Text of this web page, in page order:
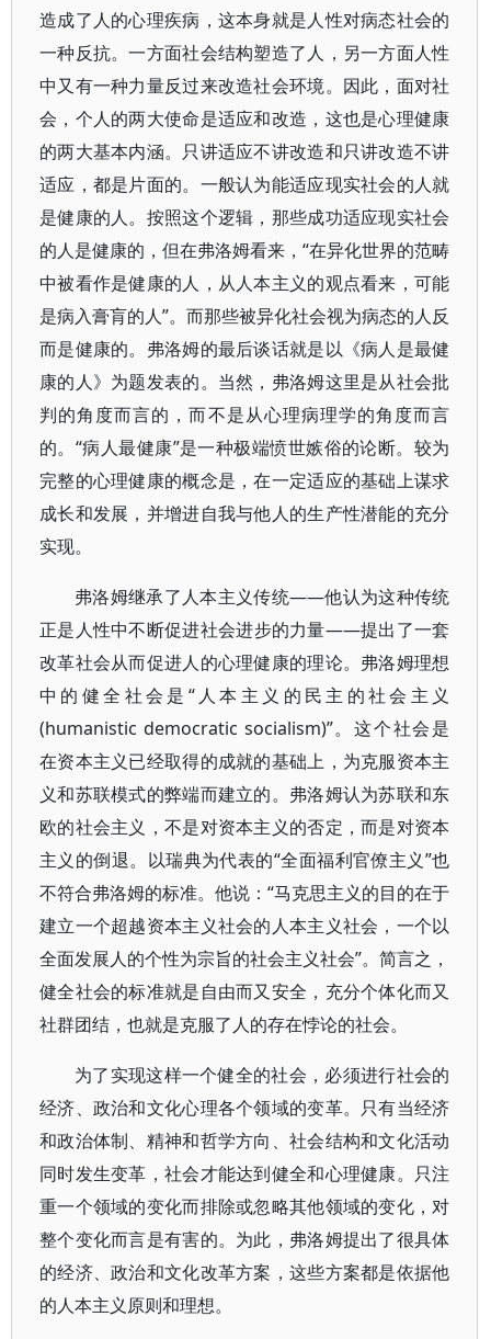
造成了人的心理疾病，这本身就是人性对病态社会的
一种反抗。一方面社会结构塑造了人，另一方面人性
中又有一种力量反过来改造社会环境。因此，面对社
会，个人的两大使命是适应和改造，这也是心理健康
的两大基本内涵。只讲适应不讲改造和只讲改造不讲
适应，都是片面的。一般认为能适应现实社会的人就
是健康的人。按照这个逻辑，那些成功适应现实社会
的人是健康的，但在弗洛姆看来，“在异化世界的范畴
中被看作是健康的人，从人本主义的观点看来，可能
是病入膏肓的人”。而那些被异化社会视为病态的人反
而是健康的。弗洛姆的最后谈话就是以《病人是最健
康的人》为题发表的。当然，弗洛姆这里是从社会批
判的角度而言的，而不是从心理病理学的角度而言
的。“病人最健康”是一种极端愤世嫉俗的论断。较为
完整的心理健康的概念是，在一定适应的基础上谋求
成长和发展，并增进自我与他人的生产性潜能的充分
实现。
弗洛姆继承了人本主义传统——他认为这种传统
正是人性中不断促进社会进步的力量——提出了一套
改革社会从而促进人的心理健康的理论。弗洛姆理想
中的健全社会是“人本主义的民主的社会主义
(humanistic democratic socialism)”。这个社会是
在资本主义已经取得的成就的基础上，为克服资本主
义和苏联模式的弊端而建立的。弗洛姆认为苏联和东
欧的社会主义，不是对资本主义的否定，而是对资本
主义的倒退。以瑞典为代表的“全面福利官僚主义”也
不符合弗洛姆的标准。他说：“马克思主义的目的在于
建立一个超越资本主义社会的人本主义社会，一个以
全面发展人的个性为宗旨的社会主义社会”。简言之，
健全社会的标准就是自由而又安全，充分个体化而又
社群团结，也就是克服了人的存在悖论的社会。
为了实现这样一个健全的社会，必须进行社会的
经济、政治和文化心理各个领域的变革。只有当经济
和政治体制、精神和哲学方向、社会结构和文化活动
同时发生变革，社会才能达到健全和心理健康。只注
重一个领域的变化而排除或忽略其他领域的变化，对
整个变化而言是有害的。为此，弗洛姆提出了很具体
的经济、政治和文化改革方案，这些方案都是依据他
的人本主义原则和理想。